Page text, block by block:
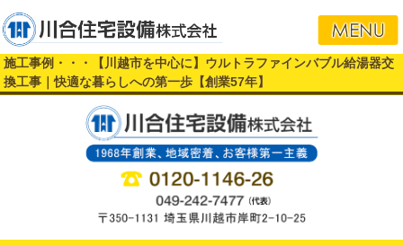
施工事例・・・【川越市を中心に】ウルトラファインバブル給湯器交
換工事｜快適な暮らしへの第一歩【創業57年】